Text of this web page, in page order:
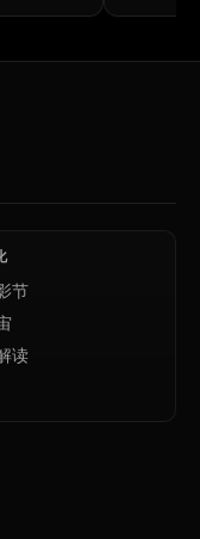
节
读